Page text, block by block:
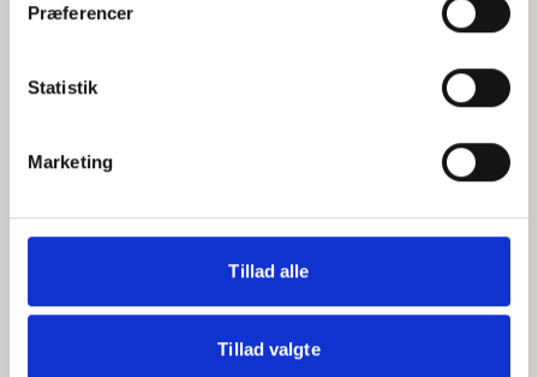
Præferencer
Statistik
Marketing
Tillad alle
Tillad valgte
Hvem er CEPOS
Medarbejdere
ABCepos
Podcast